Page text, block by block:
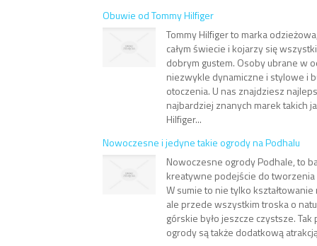
Obuwie od Tommy Hilfiger
Tommy Hilfiger to marka
całym świecie i kojarzy się
dobrym gustem. Osoby ubrane w
niezwykle dynamiczne i stylowe i
otoczenia. U nas znajdziesz
najbardziej znanych marek takich
Hilfiger...
Nowoczesne i jedyne takie ogrody na Podhalu
Nowoczesne ogrody Podhale, to
kreatywne podejście do
W sumie to nie tylko
ale przede wszystkim troska o
górskie było jeszcze czystsze.
ogrody są także dodatkową